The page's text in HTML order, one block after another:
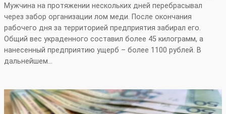
Мужчина на протяжении нескольких дней перебрасывал
через забор организации лом меди. После окончания
рабочего дня за территорией предприятия забирал его.
Общий вес украденного составил более 45 килограмм, а
нанесенный предприятию ущерб – более 1100 рублей. В
дальнейшем…